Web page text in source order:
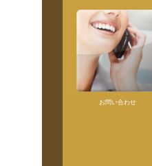
お問い合わせ